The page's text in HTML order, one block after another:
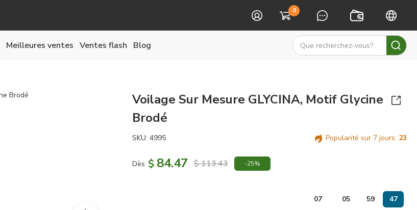
0
Meilleures ventes Ventes flash Blog
Voilage Sur Mesure GLYCINA, Motif Glycine
Brodé
SKU: 4995 Popularité sur 7 jours: 23
Dès $ 84.47 $ 113.43 -25%
07 05 59 46